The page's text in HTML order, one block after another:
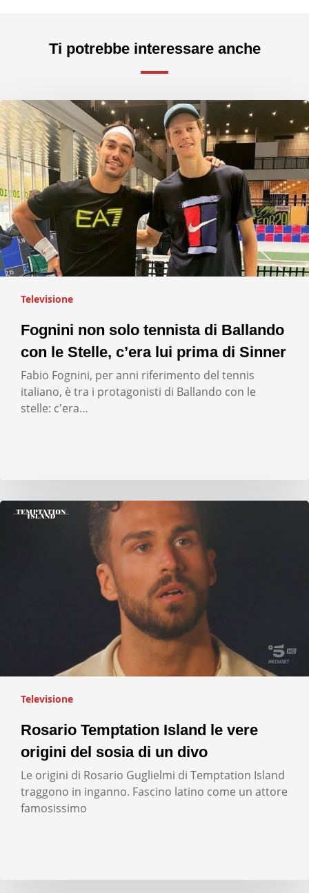
Ti potrebbe interessare anche
Televisione
Fognini non solo tennista di Ballando
con le Stelle, c’era lui prima di Sinner
Fabio Fognini, per anni riferimento del tennis
italiano, è tra i protagonisti di Ballando con le
stelle: c'era…
Televisione
Rosario Temptation Island le vere
origini del sosia di un divo
Le origini di Rosario Guglielmi di Temptation Island
traggono in inganno. Fascino latino come un attore
famosissimo